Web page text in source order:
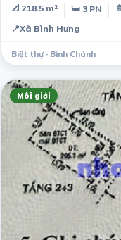
📐 218.5 m² 🛏 3 PN
📍Xã Bình Hưng
Biệt thự · Bình Chánh
Môi giới